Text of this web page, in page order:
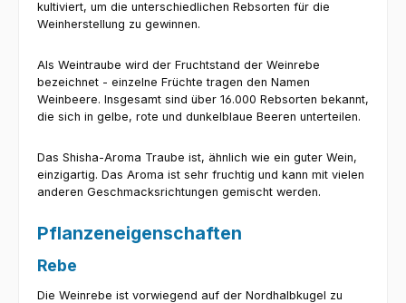
kultiviert, um die unterschiedlichen Rebsorten für die
Weinherstellung zu gewinnen.
Als Weintraube wird der Fruchtstand der Weinrebe
bezeichnet - einzelne Früchte tragen den Namen
Weinbeere. Insgesamt sind über 16.000 Rebsorten bekannt,
die sich in gelbe, rote und dunkelblaue Beeren unterteilen.
Das Shisha-Aroma Traube ist, ähnlich wie ein guter Wein,
einzigartig. Das Aroma ist sehr fruchtig und kann mit vielen
anderen Geschmacksrichtungen gemischt werden.
Pflanzeneigenschaften
Rebe
Die Weinrebe ist vorwiegend auf der Nordhalbkugel zu